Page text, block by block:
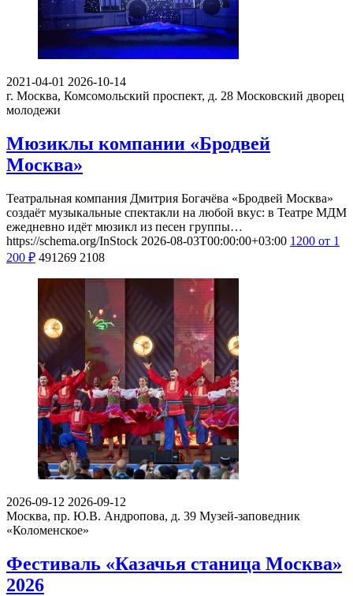
2021-04-01 2026-10-14
г. Москва, Комсомольский проспект, д. 28 Московский дворец
молодежи
Мюзиклы компании «Бродвей
Москва»
Театральная компания Дмитрия Богачёва «Бродвей Москва»
создаёт музыкальные спектакли на любой вкус: в Театре МДМ
ежедневно идёт мюзикл из песен группы…
https://schema.org/InStock 2026-08-03T00:00:00+03:00 1200 от 1
200 ₽ 491269 2108
2026-09-12 2026-09-12
Москва, пр. Ю.В. Андропова, д. 39 Музей-заповедник
«Коломенское»
Фестиваль «Казачья станица Москва»
2026